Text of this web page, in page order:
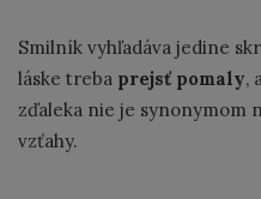
Smilník vyhľadáva jedine
láske treba prejsť pomaly,
zďaleka nie je synonymom
vzťahy.